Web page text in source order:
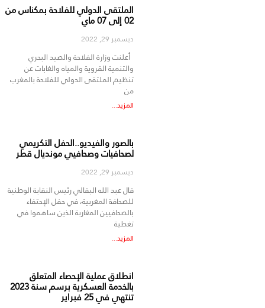
الملتقى الدولي للفلاحة بمكناس من
02 إلى 07 ماي
ديسمبر 29, 2022
أعلنت وزارة الفلاحة والصيد البحري
والتنمية القروية والمياه والغابات عن
تنظيم الملتقى الدولي للفلاحة بالمغرب
من
المزيد...
بالصور والفيديو..الحفل التكريمي
لصحافيات وصحافيي مونديال قطر
ديسمبر 29, 2022
قال عبد الله البقالي رئيس النقابة الوطنية
للصحافة المغربية، في حفل الإحتفاء
بالصحافيين المغاربة الذين ساهموا في
تغطية
المزيد...
انطلاق عملية الإحصاء المتعلق
بالخدمة العسكرية برسم سنة 2023
تنتهي في 25 فبراير